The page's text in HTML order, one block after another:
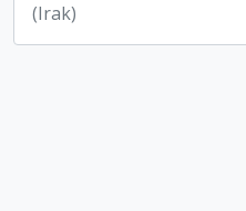
(Irak)